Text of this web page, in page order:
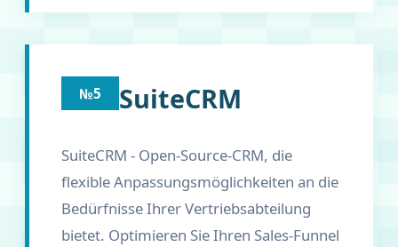
№5 SuiteCRM
SuiteCRM - Open-Source-CRM, die
flexible Anpassungsmöglichkeiten an die
Bedürfnisse Ihrer Vertriebsabteilung
bietet. Optimieren Sie Ihren Sales-Funnel